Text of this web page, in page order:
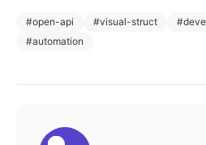
#open-api #visual-struct #
#automation